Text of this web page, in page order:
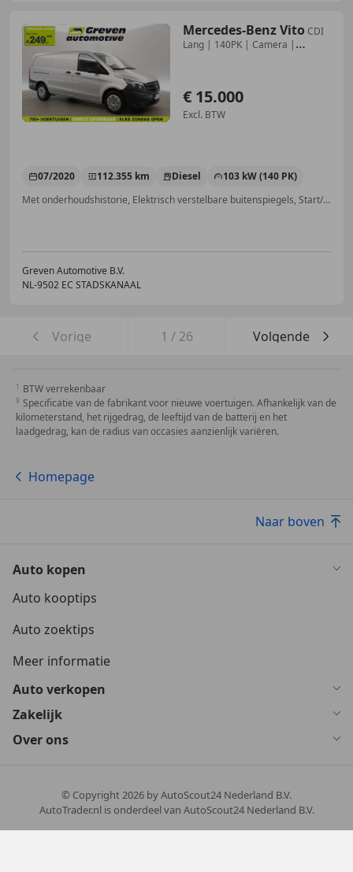
Mercedes-Benz Vito CDI
Lang | 140PK | Camera |
€ 15.000
Excl. BTW
07/2020 112.355 km Diesel
103 kW (140 PK)
Met onderhoudshistorie, Elektrisch verstelbare buitenspiegels, Start/Stop-systeem, Standkachel, Stoelverwarming, Parkeerhulp met camera, Airbag bestuurder, Startonderbreker
Greven Automotive B.V.
NL-9502 EC STADSKANAAL
Vorige 1 / 26 Volgende
BTW verrekenbaar
Specificatie van de fabrikant voor nieuwe voertuigen. Afhankelijk van de
kilometerstand, het rijgedrag, de leeftijd van de batterij en het
laadgedrag, kan de radius van occasies aanzienlijk variëren.
Homepage
Naar boven
Auto kopen
Auto kooptips
Auto zoektips
Meer informatie
Auto verkopen
Zakelijk
Over ons
© Copyright2026 by AutoScout24 Nederland B.V.
AutoTrader.nl is onderdeel van AutoScout24 Nederland B.V.